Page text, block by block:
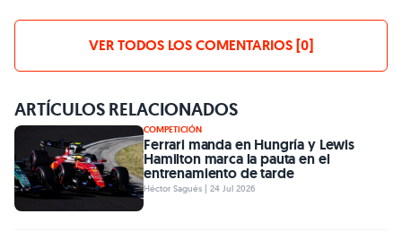
VER TODOS LOS COMENTARIOS [0]
ARTÍCULOS RELACIONADOS
COMPETICIÓN
Ferrari manda en Hungría y Lewis
Hamilton marca la pauta en el
entrenamiento de tarde
Héctor Sagués | 24 Jul 2026